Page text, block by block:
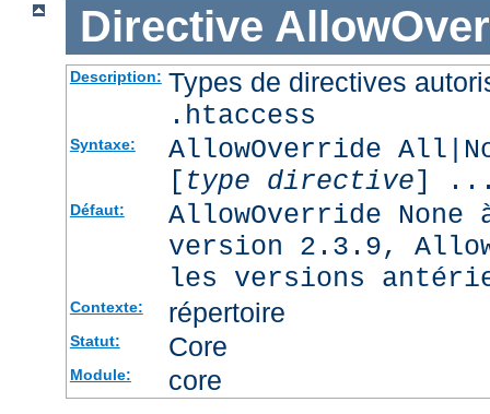
Directive
Description: Types de directives
.htaccess
Syntaxe:
AllowOverride
[ type directive]
Défaut:
AllowOverride
version 2.3.9,
les versions
Contexte: répertoire
Statut: Core
Module: core